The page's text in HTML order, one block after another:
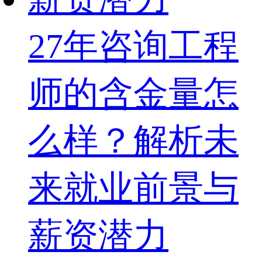
27年咨询工程
师的含金量怎
么样？解析未
来就业前景与
薪资潜力